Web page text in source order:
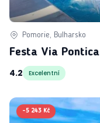
Pomorie, Bulharsko
Festa Via Pontica
4.2
Excelentní
-5 243 Kč